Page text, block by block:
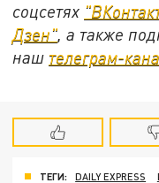
соцсетях
Дзен", а также
наш телеграм-
ТЕГИ: DAILY EXPRESS